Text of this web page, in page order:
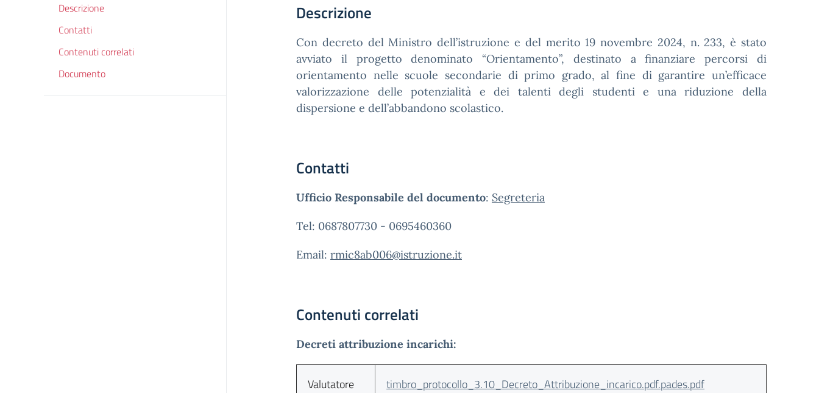
Descrizione
Contatti
Contenuti correlati
Documento
Descrizione
Con decreto del Ministro dell’istruzione e del merito 19 novembre 2024, n. 233, è stato
avviato il progetto denominato “Orientamento”, destinato a finanziare percorsi di
orientamento nelle scuole secondarie di primo grado, al fine di garantire un’efficace
valorizzazione delle potenzialità e dei talenti degli studenti e una riduzione della
dispersione e dell’abbandono scolastico.
Contatti
Ufficio Responsabile del documento: Segreteria
Tel: 0687807730 - 0695460360
Email: rmic8ab006@istruzione.it
Contenuti correlati
Decreti attribuzione incarichi:
Valutatore timbro_protocollo_3.10_Decreto_Attribuzione_incarico.pdf.pades.pdf